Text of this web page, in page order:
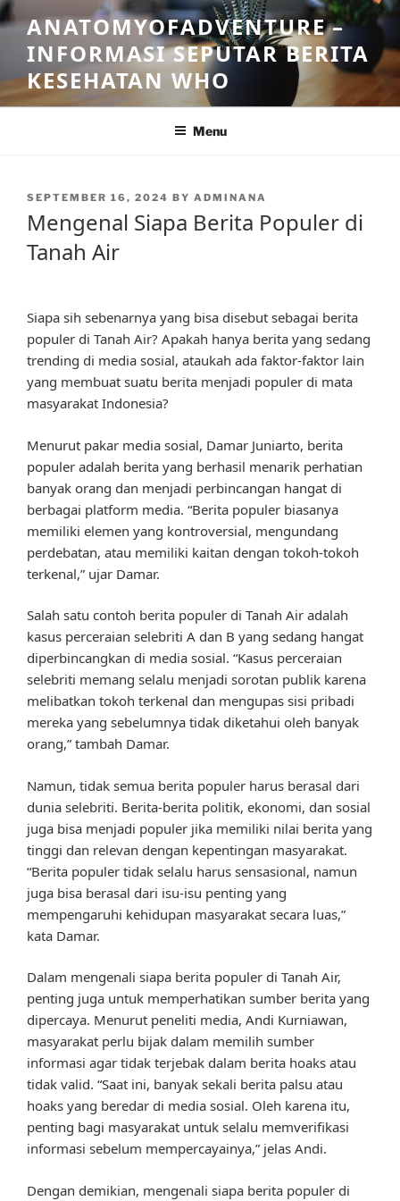
Skip
to
content
ANATOMYOFADVENTURE –
INFORMASI SEPUTAR BERITA
KESEHATAN WHO
Menu
POSTED
SEPTEMBER 16, 2024 BY ADMINANA
Mengenal Siapa Berita Populer di
Tanah Air
Siapa sih sebenarnya yang bisa disebut sebagai berita
populer di Tanah Air? Apakah hanya berita yang sedang
trending di media sosial, ataukah ada faktor-faktor lain
yang membuat suatu berita menjadi populer di mata
masyarakat Indonesia?
Menurut pakar media sosial, Damar Juniarto, berita
populer adalah berita yang berhasil menarik perhatian
banyak orang dan menjadi perbincangan hangat di
berbagai platform media. “Berita populer biasanya
memiliki elemen yang kontroversial, mengundang
perdebatan, atau memiliki kaitan dengan tokoh-tokoh
terkenal,” ujar Damar.
Salah satu contoh berita populer di Tanah Air adalah
kasus perceraian selebriti A dan B yang sedang hangat
diperbincangkan di media sosial. “Kasus perceraian
selebriti memang selalu menjadi sorotan publik karena
melibatkan tokoh terkenal dan mengupas sisi pribadi
mereka yang sebelumnya tidak diketahui oleh banyak
orang,” tambah Damar.
Namun, tidak semua berita populer harus berasal dari
dunia selebriti. Berita-berita politik, ekonomi, dan sosial
juga bisa menjadi populer jika memiliki nilai berita yang
tinggi dan relevan dengan kepentingan masyarakat.
“Berita populer tidak selalu harus sensasional, namun
juga bisa berasal dari isu-isu penting yang
mempengaruhi kehidupan masyarakat secara luas,”
kata Damar.
Dalam mengenali siapa berita populer di Tanah Air,
penting juga untuk memperhatikan sumber berita yang
dipercaya. Menurut peneliti media, Andi Kurniawan,
masyarakat perlu bijak dalam memilih sumber
informasi agar tidak terjebak dalam berita hoaks atau
tidak valid. “Saat ini, banyak sekali berita palsu atau
hoaks yang beredar di media sosial. Oleh karena itu,
penting bagi masyarakat untuk selalu memverifikasi
informasi sebelum mempercayainya,” jelas Andi.
Dengan demikian, mengenali siapa berita populer di